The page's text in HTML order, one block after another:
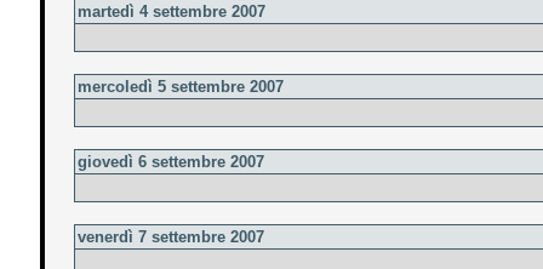
martedì 4 settembre 2007
mercoledì 5 settembre 2007
giovedì 6 settembre 2007
venerdì 7 settembre 2007